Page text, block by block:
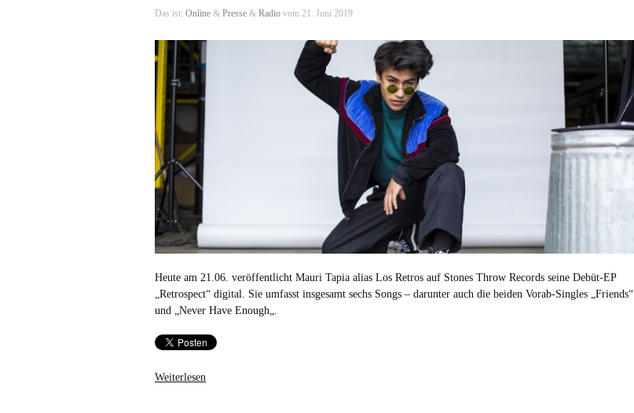
Das ist: Online & Presse & Radio vom 21. Juni 2019
Heute am 21.06. veröffentlicht Mauri Tapia alias Los Retros auf Stones Throw Records seine Debüt-EP
„Retrospect“ digital. Sie umfasst insgesamt sechs Songs – darunter auch die beiden Vorab-Singles „Friends“
und „Never Have Enough„.
Weiterlesen